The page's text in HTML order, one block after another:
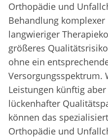
Orthopädie und
Behandlung komplexer
langwieriger
größeres
ohne ein
Versorgungsspektrum.
Leistungen künftig
lückenhafter
können das
Orthopädie und